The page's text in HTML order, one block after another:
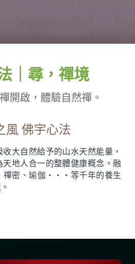
｜尋，禪境
開啟，體驗自然禪。
風 佛宇心法
大自然給予的山水天然能量，
地人合一的整體健康概念。融
禪密、瑜伽‧‧‧等千年的養生